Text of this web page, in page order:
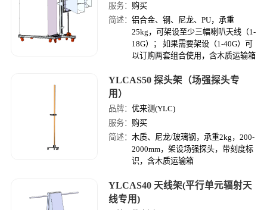
服务： 购买
简述：铝合金、钢、尼龙、PU，承重
25kg，可架设至少三幅喇叭天线（1-
18G）； 如果需要架设（1-40G）可
以订购两套组合使用，含木质运输箱
YLCAS50 探头架（场强探头专
用）
品牌：优来测(YLC)
服务： 购买
简述：木质、尼龙/玻璃钢，承重2kg，200-
2000mm，架设场强探头，带刻度标
识，含木质运输箱
YLCAS40 天线架(平行单元辐射天
线专用)